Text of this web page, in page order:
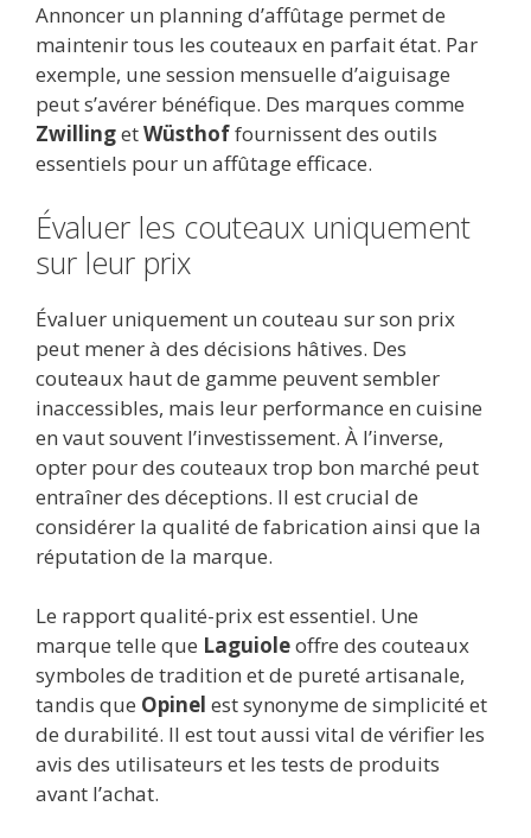
Annoncer un planning d’affûtage permet de
maintenir tous les couteaux en parfait état. Par
exemple, une session mensuelle d’aiguisage
peut s’avérer bénéfique. Des marques comme
ZwillingetWüsthoffournissent des outils
essentiels pour un affûtage efficace.
Évaluer les couteaux uniquement
sur leur prix
Évaluer uniquement un couteau sur son prix
peut mener à des décisions hâtives. Des
couteaux haut de gamme peuvent sembler
inaccessibles, mais leur performance en cuisine
en vaut souvent l’investissement. À l’inverse,
opter pour des couteaux trop bon marché peut
entraîner des déceptions. Il est crucial de
considérer la qualité de fabrication ainsi que la
réputation de la marque.
Le rapport qualité-prix est essentiel. Une
marque telle que Laguioleoffre des couteaux
symboles de tradition et de pureté artisanale,
tandis que Opinel est synonyme de simplicité et
de durabilité. Il est tout aussi vital de vérifier les
avis des utilisateurs et les tests de produits
avant l’achat.